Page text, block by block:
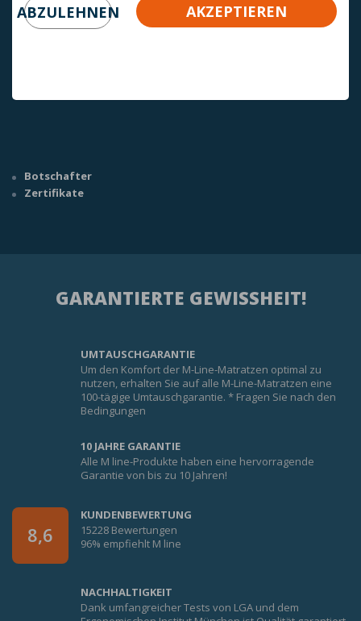
ABZULEHNEN AKZEPTIEREN
HABEN SIE NOCH FRAGEN?
Botschafter
Zertifikate
GARANTIERTE GEWISSHEIT!
UMTAUSCHGARANTIE
Um den Komfort der M-Line-Matratzen optimal zu
nutzen, erhalten Sie auf alle M-Line-Matratzen eine
100-tägige Umtauschgarantie. * Fragen Sie nach den
Bedingungen
10 JAHRE GARANTIE
Alle M line-Produkte haben eine hervorragende
Garantie von bis zu 10 Jahren!
8,6
KUNDENBEWERTUNG
15228 Bewertungen
96% empfiehlt M line
NACHHALTIGKEIT
Dank umfangreicher Tests von LGA und dem